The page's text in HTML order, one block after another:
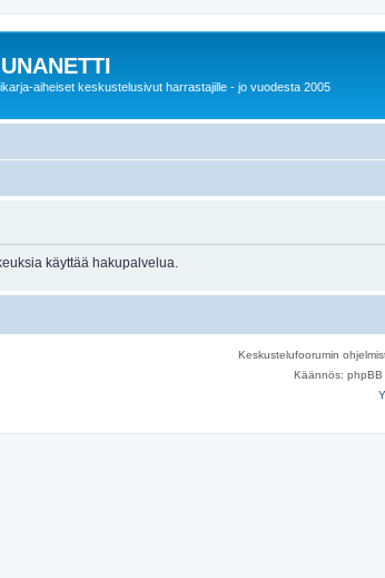
aiheiset keskustelusivut harrastajille - jo vuodesta 2005
käyttää hakupalvelua.
Keskustelufoorumin
Käännös: phpBB